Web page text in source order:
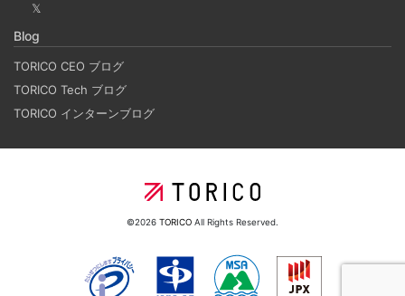
とで、Reactの学習に集中できる環境を整える。 また、低
コストで構築し、トラブル時の原因特定を容易にすること
を目的としています。
ホーリンラブブックスのリニューアルした時の話
ラブブックスがあります。
2024年のTORICOの社内勉強会の内容
2025-02-17
𝕏
Blog
TORICO CEO ブログ
TORICO Tech ブログ
TORICO インターンブログ
©2026 TORICO All Rights Reserved.